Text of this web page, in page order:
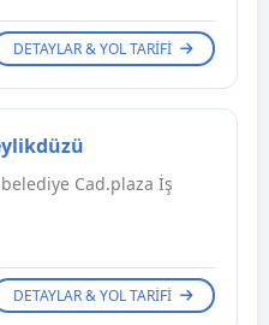
DETAYLAR & YOL TARIFI
Cad.plaza İş
DETAYLAR & YOL TARIFI